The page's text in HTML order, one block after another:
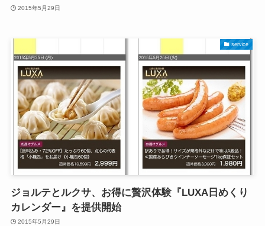
2015年5月29日
service
ジョルテとルクサ、お得に贅沢体験『LUXA日めくり
カレンダー』を提供開始
2015年5月29日